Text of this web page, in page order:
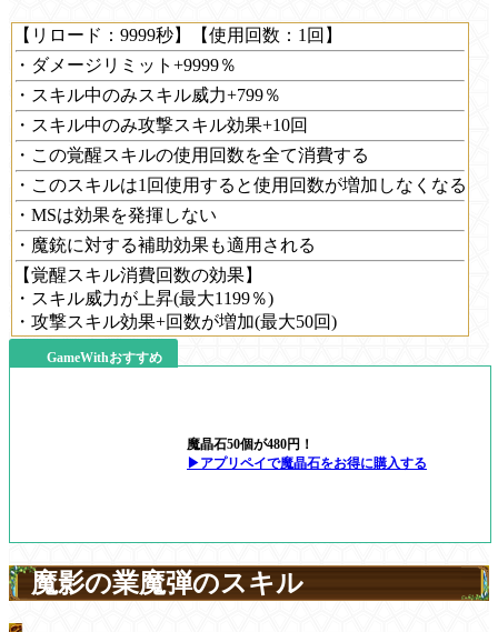
【リロード：9999秒】【使用回数：1回】
・ダメージリミット+9999％
・スキル中のみスキル威力+799％
・スキル中のみ攻撃スキル効果+10回
・この覚醒スキルの使用回数を全て消費する
・このスキルは1回使用すると使用回数が増加しなくなる
・MSは効果を発揮しない
・魔銃に対する補助効果も適用される
【覚醒スキル消費回数の効果】
・スキル威力が上昇(最大1199％)
・攻撃スキル効果+回数が増加(最大50回)
GameWithおすすめ
魔晶石50個が480円！
▶アプリペイで魔晶石をお得に購入する
魔影の業魔弾のスキル